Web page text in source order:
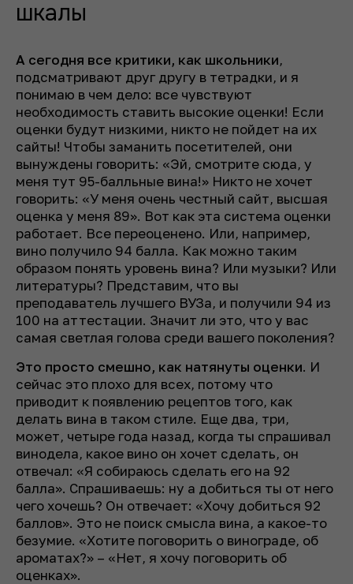
шкалы
А сегодня все критики, как школьники,
подсматривают друг другу в тетрадки, и я
понимаю в чем дело: все чувствуют
необходимость ставить высокие оценки! Если
оценки будут низкими, никто не пойдет на их
сайты! Чтобы заманить посетителей, они
вынуждены говорить: «Эй, смотрите сюда, у
меня тут 95-балльные вина!» Никто не хочет
говорить: «У меня очень честный сайт, высшая
оценка у меня 89». Вот как эта система оценки
работает. Все переоценено. Или, например,
вино получило 94 балла. Как можно таким
образом понять уровень вина? Или музыки? Или
литературы? Представим, что вы
преподаватель лучшего ВУЗа, и получили 94 из
100 на аттестации. Значит ли это, что у вас
самая светлая голова среди вашего поколения?
Это просто смешно, как натянуты оценки. И
сейчас это плохо для всех, потому что
приводит к появлению рецептов того, как
делать вина в таком стиле. Еще два, три,
может, четыре года назад, когда ты спрашивал
винодела, какое вино он хочет сделать, он
отвечал: «Я собираюсь сделать его на 92
балла». Спрашиваешь: ну а добиться ты от него
чего хочешь? Он отвечает: «Хочу добиться 92
баллов». Это не поиск смысла вина, а какое-то
безумие. «Хотите поговорить о винограде, об
ароматах?» – «Нет, я хочу поговорить об
оценках».